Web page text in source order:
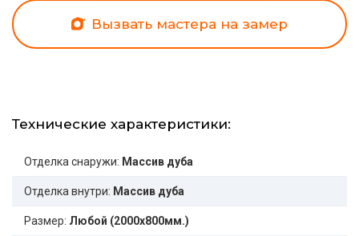
Вызвать мастера на замер
Технические характеристики:
Отделка снаружи: Массив дуба
Отделка внутри: Массив дуба
Размер: Любой (2000x800мм.)